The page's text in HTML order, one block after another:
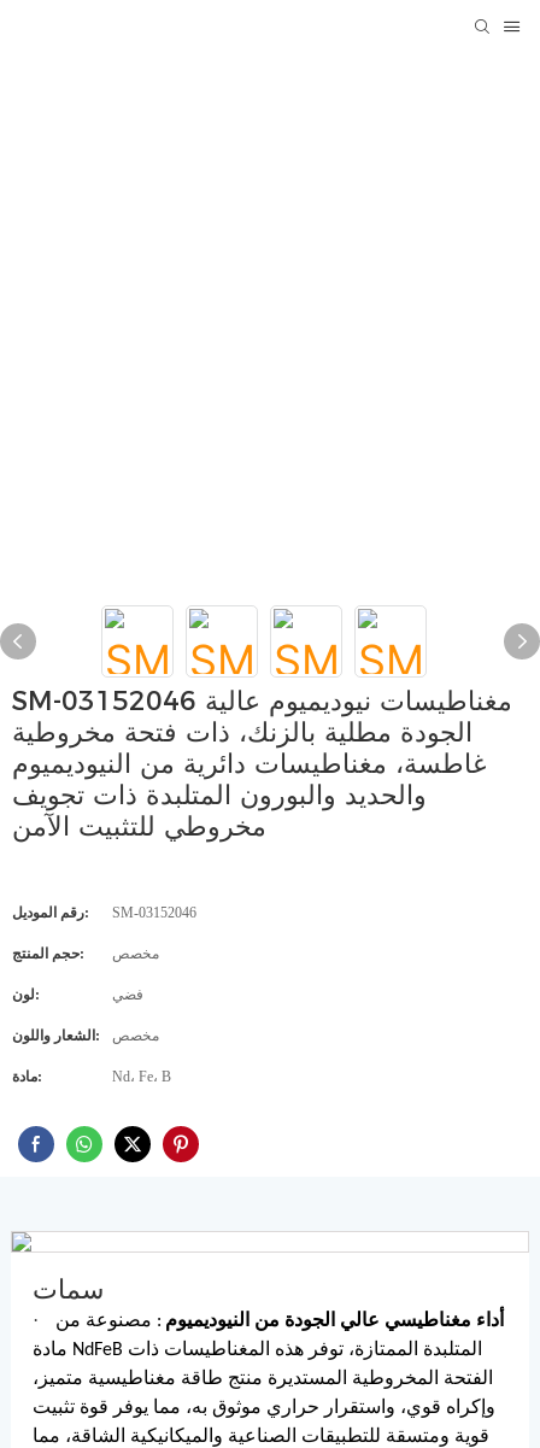
SM-03152046 مغناطيسات نيوديميوم عالية
الجودة مطلية بالزنك، ذات فتحة مخروطية
غاطسة، مغناطيسات دائرية من النيوديميوم
والحديد والبورون المتلبدة ذات تجويف
مخروطي للتثبيت الآمن
رقم الموديل: SM-03152046
حجم المنتج: مخصص
لون: فضي
الشعار واللون: مخصص
مادة: Nd، Fe، B
سمات
· أداء مغناطيسي عالي الجودة من النيوديميوم : مصنوعة من
مادة NdFeB المتلبدة الممتازة، توفر هذه المغناطيسات ذات
الفتحة المخروطية المستديرة منتج طاقة مغناطيسية متميز،
وإكراه قوي، واستقرار حراري موثوق به، مما يوفر قوة تثبيت
قوية ومتسقة للتطبيقات الصناعية والميكانيكية الشاقة، مما